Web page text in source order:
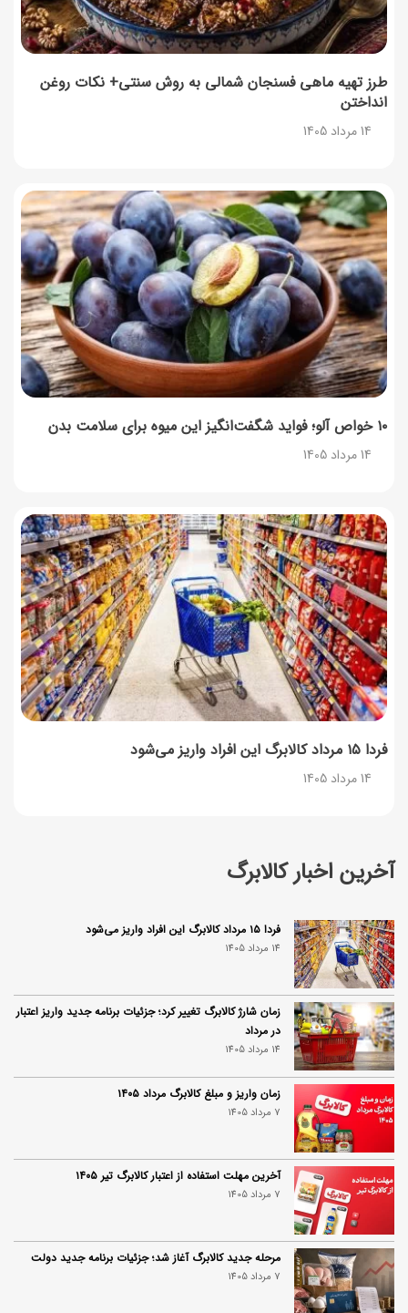
آخرین اخبار کالابرگ
فردا ۱۵ مرداد کالابرگ این افراد واریز می‌شود
14 مرداد 1405
زمان شارژ کالابرگ تغییر کرد؛ جزئیات برنامه جدید واریز اعتبار
در مرداد
14 مرداد 1405
زمان واریز و مبلغ کالابرگ مرداد ۱۴۰۵
7 مرداد 1405
آخرین مهلت استفاده از اعتبار کالابرگ تیر ۱۴۰۵
7 مرداد 1405
مرحله جدید کالابرگ آغاز شد؛ جزئیات برنامه جدید دولت
7 مرداد 1405
طرز تهیه ماهی فسنجان شمالی به روش سنتی+ نکات روغن
انداختن
14 مرداد 1405
۱۰ خواص آلو؛ فواید شگفت‌انگیز این میوه برای سلامت بدن
14 مرداد 1405
فردا ۱۵ مرداد کالابرگ این افراد واریز می‌شود
14 مرداد 1405